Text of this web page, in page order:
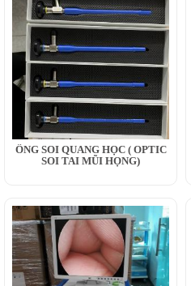
ỐNG SOI QUANG HỌC ( OPTIC
SOI TAI MŨI HỌNG)